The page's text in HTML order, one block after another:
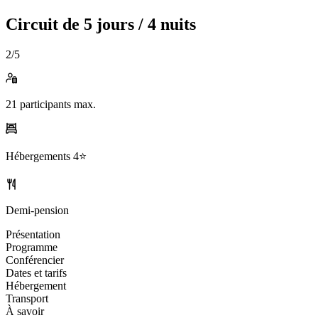
Circuit de 5 jours / 4 nuits
2/5
21 participants max.
Hébergements 4⭐️
Demi-pension
Présentation
Programme
Conférencier
Dates et tarifs
Hébergement
Transport
À savoir